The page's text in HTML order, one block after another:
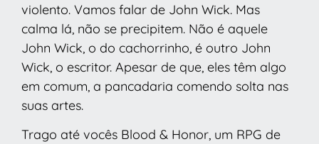
violento. Vamos falar de John Wick. Mas
calma lá, não se precipitem. Não é aquele
John Wick, o do cachorrinho, é outro John
Wick, o escritor. Apesar de que, eles têm algo
em comum, a pancadaria comendo solta nas
suas artes.
Trago até vocês Blood & Honor, um RPG de